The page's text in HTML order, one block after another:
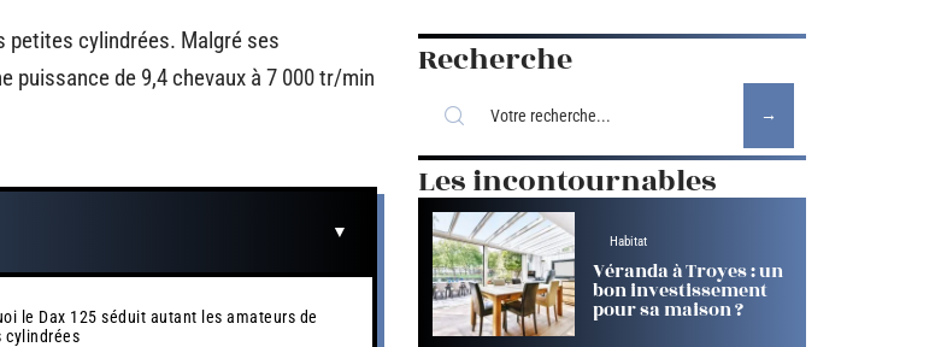
petites cylindrées. Malgré ses
puissance de 9,4 chevaux à 7 000 tr/min
le Dax 125 séduit autant les amateurs de
cylindrées
Recherche
Les incontournables
Habitat
Véranda à Troyes : un
bon investissement
pour sa maison ?